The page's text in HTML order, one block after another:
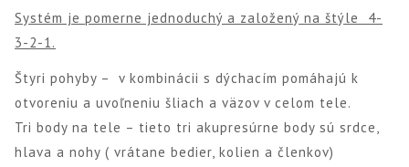
Systém je pomerne jednoduchý a založený na štýle 4-
3-2-1.
Štyri pohyby – v kombinácii s dýchacím pomáhajú k
otvoreniu a uvoľneniu šliach a väzov v celom tele.
Tri body na tele – tieto tri akupresúrne body sú srdce,
hlava a nohy ( vrátane bedier, kolien a členkov)